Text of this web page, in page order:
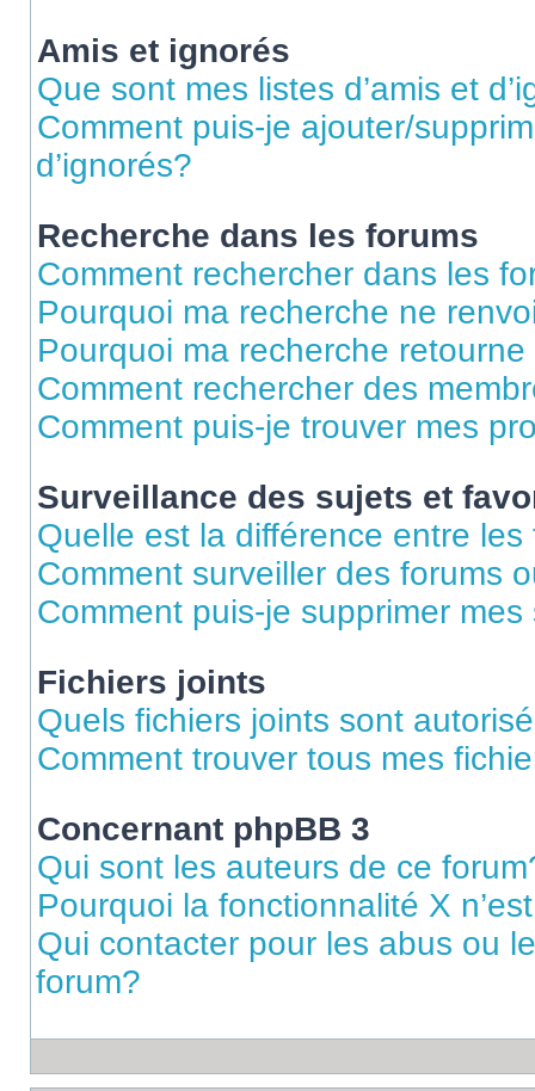
Amis et ignorés
Que sont mes listes d’amis et
Comment puis-je ajouter/
d’ignorés?
Recherche dans les forums
Comment rechercher dans les
Pourquoi ma recherche ne
Pourquoi ma recherche
Comment rechercher des
Comment puis-je trouver mes
Surveillance des sujets et
Quelle est la différence entre
Comment surveiller des forums
Comment puis-je supprimer
Fichiers joints
Quels fichiers joints sont
Comment trouver tous mes
Concernant phpBB 3
Qui sont les auteurs de ce
Pourquoi la fonctionnalité X
Qui contacter pour les abus ou
forum?